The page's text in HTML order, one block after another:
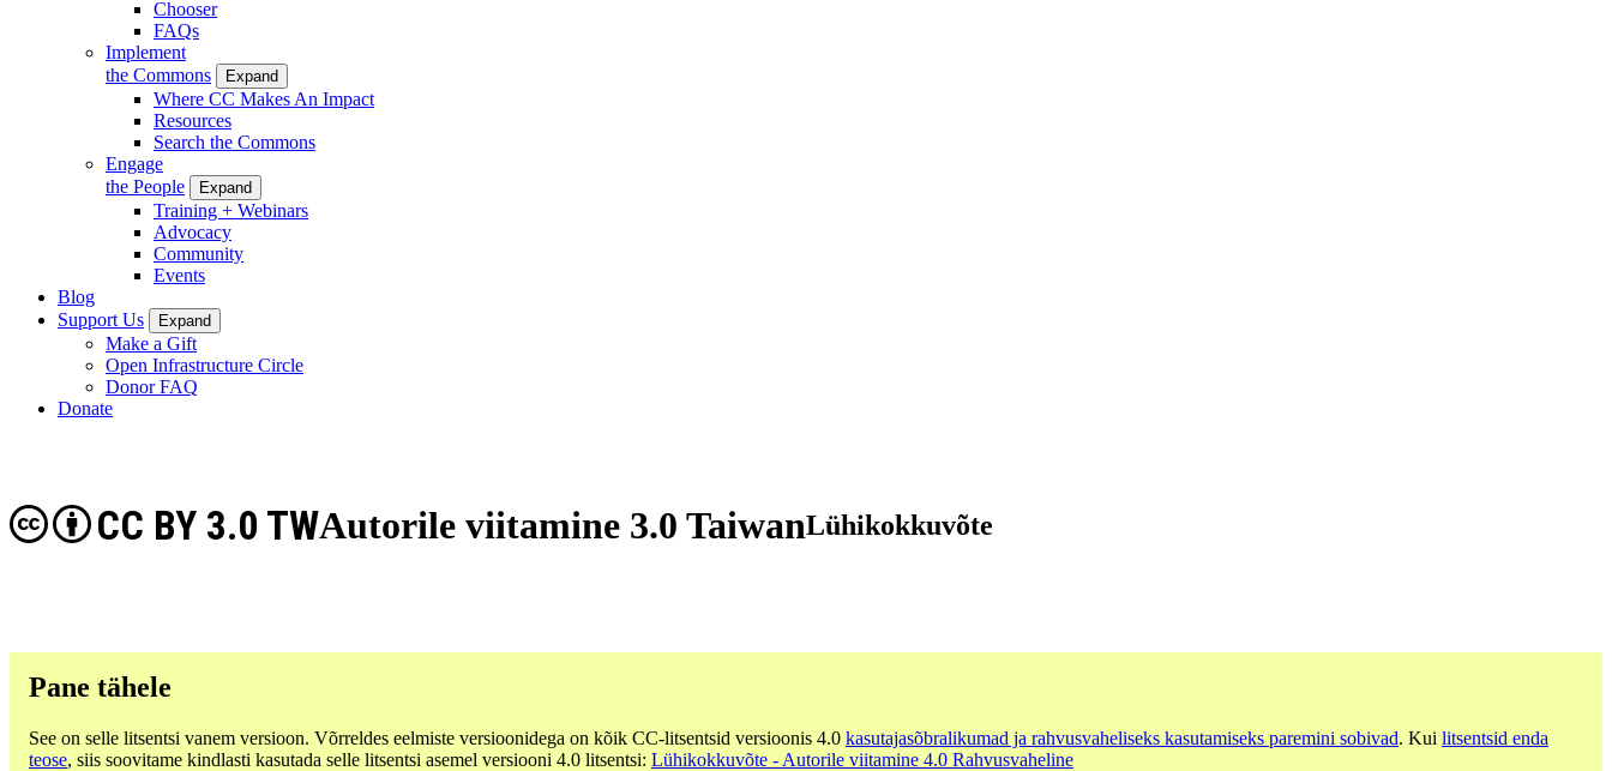
Chooser
FAQs
Implement
the Commons
Expand
Where CC Makes An Impact
Resources
Search the Commons
Engage
the People
Expand
Training + Webinars
Advocacy
Community
Events
Blog
Support Us
Expand
Make a Gift
Open Infrastructure Circle
Donor FAQ
Donate
Autorile viitamine 3.0 Taiwan
CC BY 3.0 TW Lühikokkuvõte
Pane tähele
See on selle litsentsi vanem versioon. Võrreldes eelmiste versioonidega on kõik CC-litsentsid versioonis 4.0 kasutajasõbralikumad ja rahvusvaheliseks kasutamiseks paremini sobivad. Kui litsentsid enda
teose, siis soovitame kindlasti kasutada selle litsentsi asemel versiooni 4.0 litsentsi: Lühikokkuvõte - Autorile viitamine 4.0 Rahvusvaheline